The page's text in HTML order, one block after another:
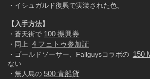
・イシュガルド復興で実装された色。
【入手方法】
・蒼天街で 100 振興券
・同上 4 フェトゥ参加証
・ゴールドソーサー、Fallguysコラボの 150
ない
・無人島の 500 青船貨